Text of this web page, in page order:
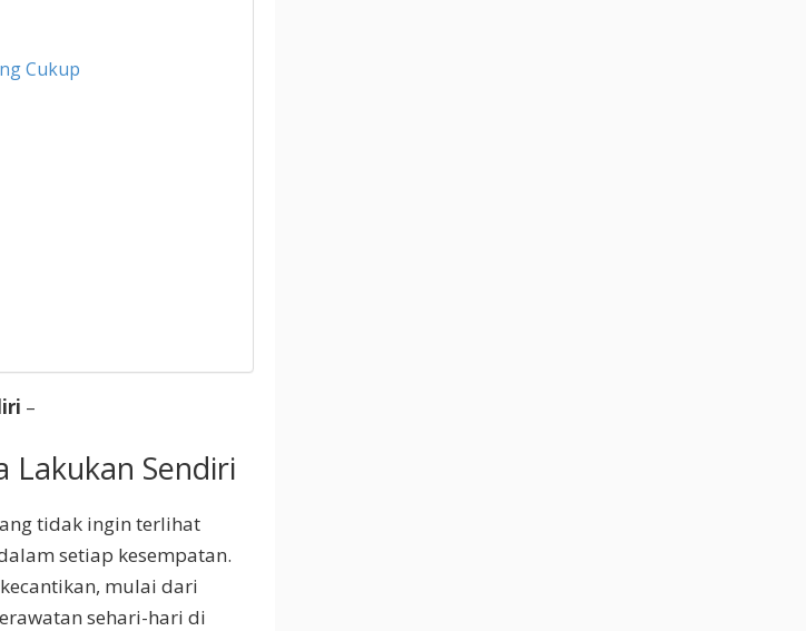
Cukup
–
Lakukan Sendiri
tidak ingin terlihat
setiap kesempatan.
mulai dari
sehari-hari di